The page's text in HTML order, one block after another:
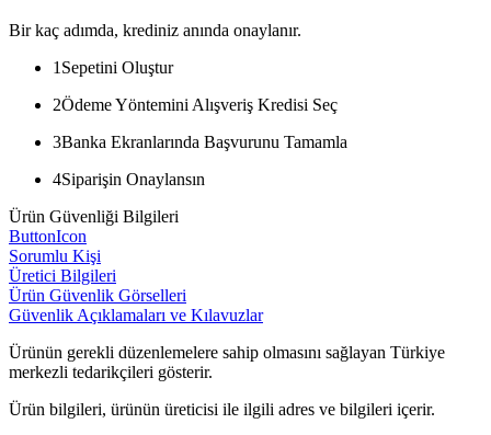
Bir kaç adımda, krediniz anında onaylanır.
1 Sepetini Oluştur
2Ödeme Yöntemini Alışveriş Kredisi Seç
3Banka Ekranlarında Başvurunu Tamamla
4Siparişin Onaylansın
Ürün Güvenliği Bilgileri
ButtonIcon
Sorumlu Kişi
Üretici Bilgileri
Ürün Güvenlik Görselleri
Güvenlik Açıklamaları ve Kılavuzlar
Ürünün gerekli düzenlemelere sahip olmasını sağlayan Türkiye
merkezli tedarikçileri gösterir.
Ürün bilgileri, ürünün üreticisi ile ilgili adres ve bilgileri içerir.